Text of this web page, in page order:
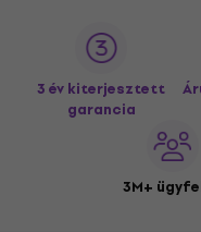
3 év kiterjesztett
garancia
3M+